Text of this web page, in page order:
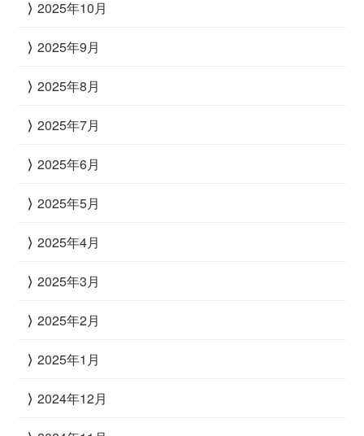
2025年10月
2025年9月
2025年8月
2025年7月
2025年6月
2025年5月
2025年4月
2025年3月
2025年2月
2025年1月
2024年12月